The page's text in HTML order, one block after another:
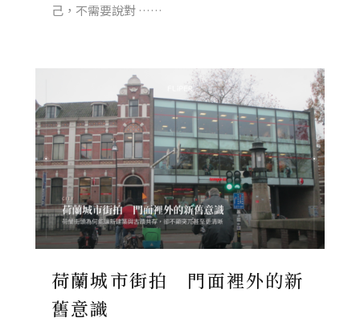
己，不需要說對 ……
荷蘭城市街拍 門面裡外的新
舊意識